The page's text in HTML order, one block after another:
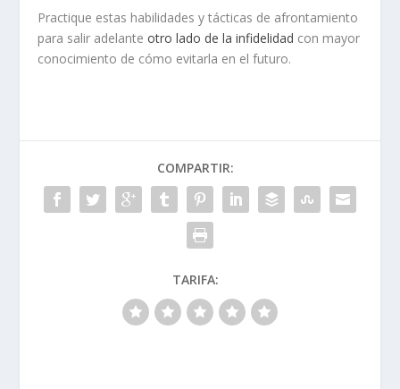
Practique estas habilidades y tácticas de afrontamiento
para salir adelanteotro lado de la infidelidad con mayor
conocimiento de cómo evitarla en el futuro.
COMPARTIR:
TARIFA: